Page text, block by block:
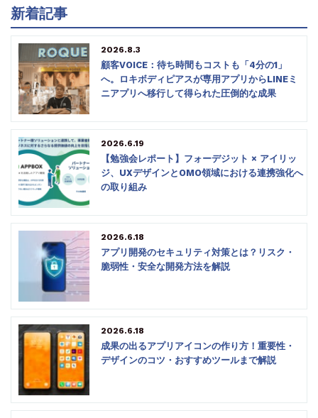
新着記事
2026.8.3
顧客VOICE：待ち時間もコストも「4分の1」
へ。ロキボディピアスが専用アプリからLINEミ
ニアプリへ移行して得られた圧倒的な成果
2026.6.19
【勉強会レポート】フォーデジット × アイリッ
ジ、UXデザインとOMO領域における連携強化へ
の取り組み
2026.6.18
アプリ開発のセキュリティ対策とは？リスク・
脆弱性・安全な開発方法を解説
2026.6.18
成果の出るアプリアイコンの作り方！重要性・
デザインのコツ・おすすめツールまで解説